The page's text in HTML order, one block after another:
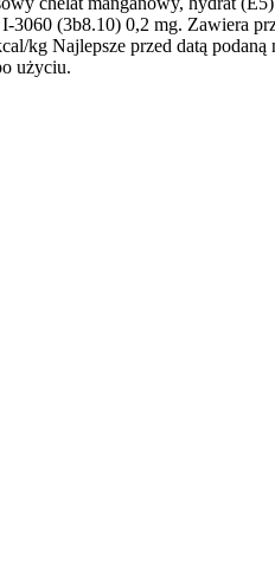
3060 (3b8.10) 0,2 mg. Zawiera
kg Najlepsze przed datą
użyciu.